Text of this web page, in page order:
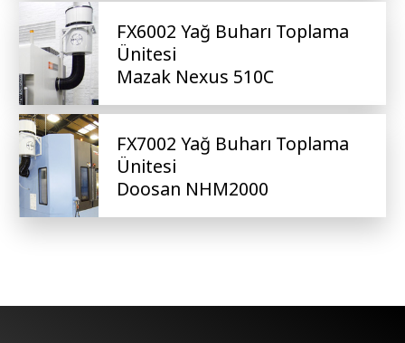
FX6002 Yağ Buharı Toplama
Ünitesi
Mazak Nexus 510C
FX7002 Yağ Buharı Toplama
Ünitesi
Doosan NHM2000